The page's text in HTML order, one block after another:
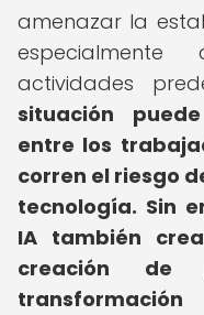
amenazar la
actividades
situación
entre los
corren el riesgo
tecnología. Sin
IA también
creación